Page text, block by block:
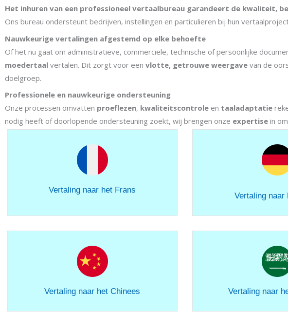
Het inhuren van een professioneel vertaalbureau garandeert de kwaliteit,
Ons bureau ondersteunt bedrijven, instellingen en particulieren bij hun
Nauwkeurige vertalingen afgestemd op elke behoefte
Of het nu gaat om administratieve, commerciële, technische of persoonlijke
moedertaal vertalen. Dit zorgt voor een vlotte, getrouwe weergave van de
doelgroep.
Professionele en nauwkeurige ondersteuning
Onze processen omvatten proeflezen, kwaliteitscontrole en taaladaptatie
nodig heeft of doorlopende ondersteuning zoekt, wij brengen onze expertise in om
Vertaling naar het Frans
Vertaling naar
Vertaling naar het Chinees Vertaling naar